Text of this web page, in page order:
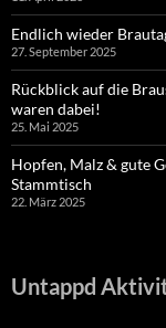
Endlich wieder
27. September 2025
Rückblick auf die
waren dabei!
25. Mai 2025
Hopfen, Malz & gute
Stammtisch
22. März 2025
Untappd